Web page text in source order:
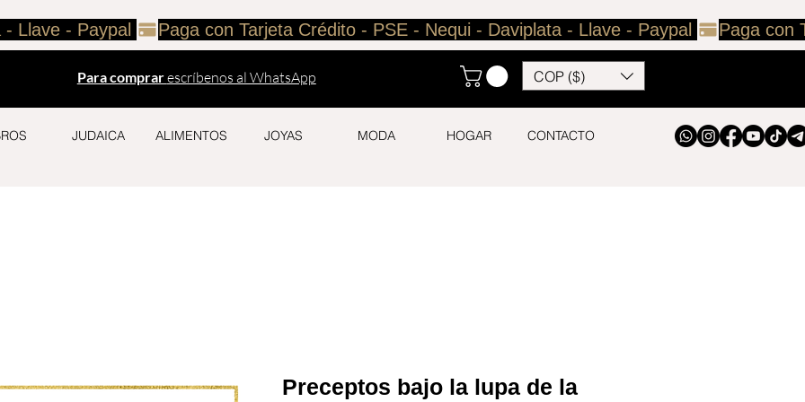
Para comprarescríbenos al WhatsApp COP ($)
Llave - Paypal
JUDAICA ALIMENTOS JOYAS MODA HOGAR CONTACTO
Preceptos bajo la lupa de la